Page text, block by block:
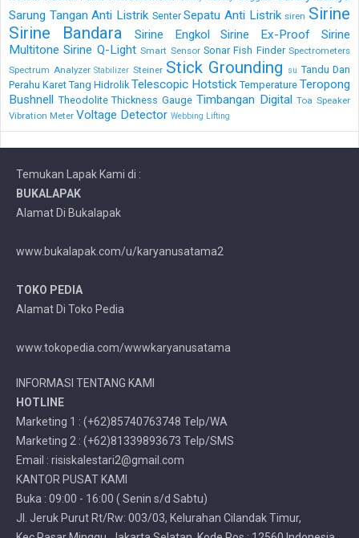
Sarung Tangan Anti Listrik Senter Sepatu Anti Listrik siren Sirine
Sirine Bandara
Sirine Engkol Sirine Ex-Proof
Sirine
Multitone Sirine Q-Light Smart Sensor Sonar Fish Finder Spectrometers
Spectrum Analyzer Stabilizer Steiner Stick Grounding su Tandu Dan
Perahu Karet Tang Hidrolik Telescopic Hotstick Temperature Teropong
Bushnell Theodolite Thickness Gauge Timbangan Digital Toa Speaker
Vibration Meter Voltage Detector Webbing Lifting
Temukan Lapak Kami di :
BUKALAPAK
Alamat Di Bukalapak
www.bukalapak.com/u/karyanusatama2
TOKO PEDIA
Alamat Di Toko Pedia
www.tokopedia.com/wwwkaryanusatama
INFORMASI TENTANG KAMI
HOTLINE
Marketing 1 : (+62)85740763748 Telp/WA
Marketing 2 : (+62)81339893673 Telp/SMS
Email : risiskalestari2@gmail.com
KANTOR PUSAT KAMI
Buka : 09:00 - 16:00 ( Senin s/d Sabtu)
Jl. Jeruk Purut Rt/Rw: 003/03, Kelurahan Cilandak Timur,